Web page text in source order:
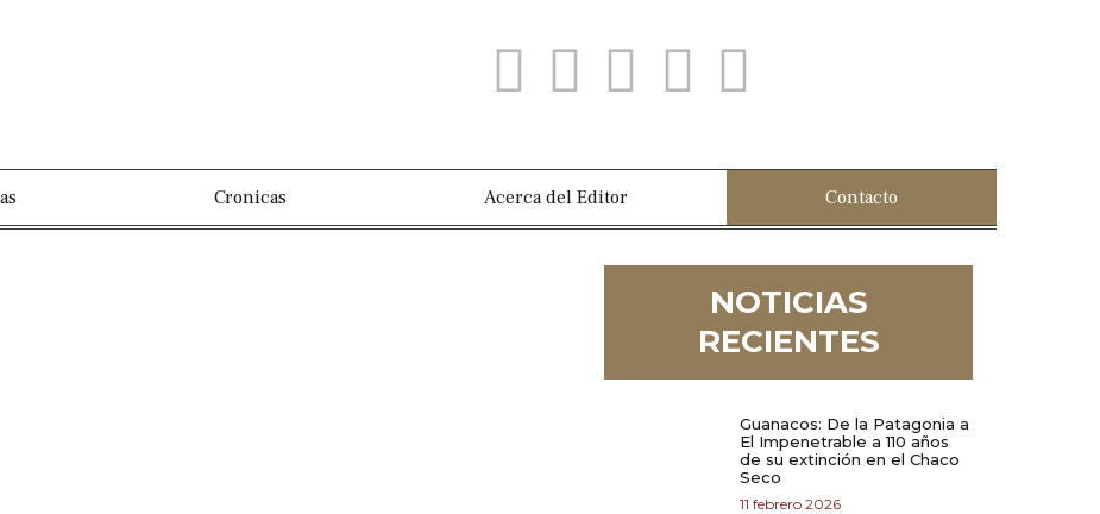
Cronicas Acerca del Editor Contacto
NOTICIAS
RECIENTES
Guanacos: De la Patagonia a
El Impenetrable a 110 años
de su extinción en el Chaco
Seco
11 febrero 2026